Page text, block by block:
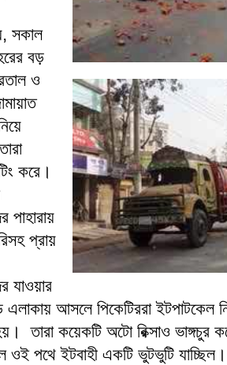
সকাল
বড়
ও
করে।
পাহারায়
প্রায়
যাওয়ার
এলাকায় আসলে পিকেটিররা ইটপাটকেল
তারা কয়েকটি অটো রিক্সাও ভাঙ্গচুর
ওই পথে ইটবাহী একটি ভুটভুটি